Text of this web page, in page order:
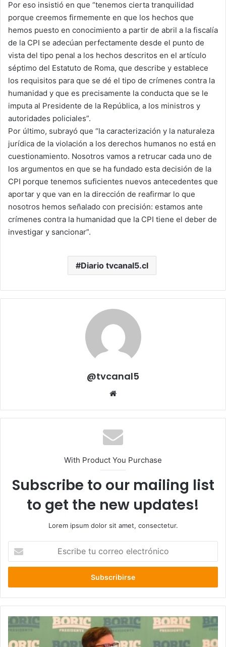
Por eso insistió en que “tenemos cierta tranquilidad
porque creemos firmemente en que los hechos que
hemos puesto en conocimiento a partir de abril a la fiscalía
de la CPI se adecúan perfectamente desde el punto de
vista del tipo penal a los hechos descritos en el artículo
séptimo del Estatuto de Roma, que describe y establece
los requisitos para que se dé el tipo de crímenes contra la
humanidad y que es precisamente la conducta que se le
imputa al Presidente de la República, a los ministros y
autoridades policiales”.
Por último, subrayó que “la caracterización y la naturaleza
jurídica de la violación a los derechos humanos no está en
cuestionamiento. Nosotros vamos a retrucar cada uno de
los argumentos en que se ha fundado esta decisión de la
CPI porque tenemos suficientes nuevos antecedentes que
aportar y que van en la dirección de reafirmar lo que
nosotros hemos señalado con precisión: estamos ante
crímenes contra la humanidad que la CPI tiene el deber de
investigar y sancionar”.
Diario tvcanal5.cl
@tvcanal5
With Product You Purchase
Subscribe to our mailing list
to get the new updates!
Lorem ipsum dolor sit amet, consectetur.
correo
Parisi
adelanta
que